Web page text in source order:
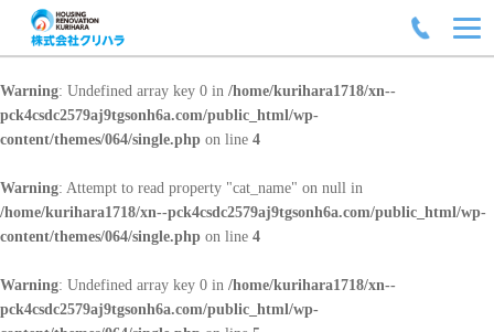
Warning: Undefined array key 0 in /home/kurihara1718/xn--
pck4csdc2579aj9tgsonh6a.com/public_html/wp-
content/themes/064/single.php on line 4
Warning: Attempt to read property "cat_name" on null in
/home/kurihara1718/xn--pck4csdc2579aj9tgsonh6a.com/public_html/wp-
content/themes/064/single.php on line 4
Warning: Undefined array key 0 in /home/kurihara1718/xn--
pck4csdc2579aj9tgsonh6a.com/public_html/wp-